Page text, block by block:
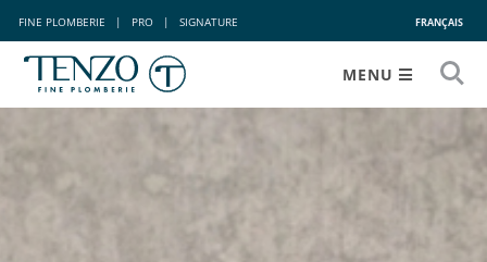
FINE PLOMBERIE | PRO | SIGNATURE FRANÇAIS
MENU